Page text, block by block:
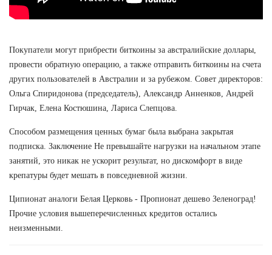
Покупатели могут прибрести биткоины за австралийские доллары,
провести обратную операцию, а также отправить биткоины на счета
других пользователей в Австралии и за рубежом. Совет директоров:
Ольга Спиридонова (председатель), Александр Анненков, Андрей
Гирчак, Елена Костюшина, Лариса Слепцова.
Способом размещения ценных бумаг была выбрана закрытая
подписка. Заключение Не превышайте нагрузки на начальном этапе
занятий, это никак не ускорит результат, но дискомфорт в виде
крепатуры будет мешать в повседневной жизни.
Ципионат аналоги Белая Церковь - Пропионат дешево Зеленоград!
Прочие условия вышеперечисленных кредитов остались
неизменными.